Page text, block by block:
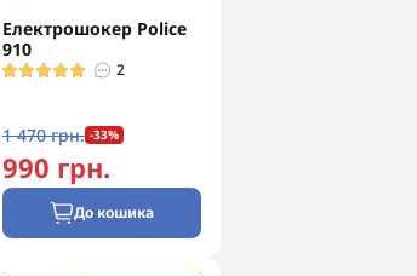
Електрошокер Police
910
2
1 470 грн. -33%
990 грн.
До кошика